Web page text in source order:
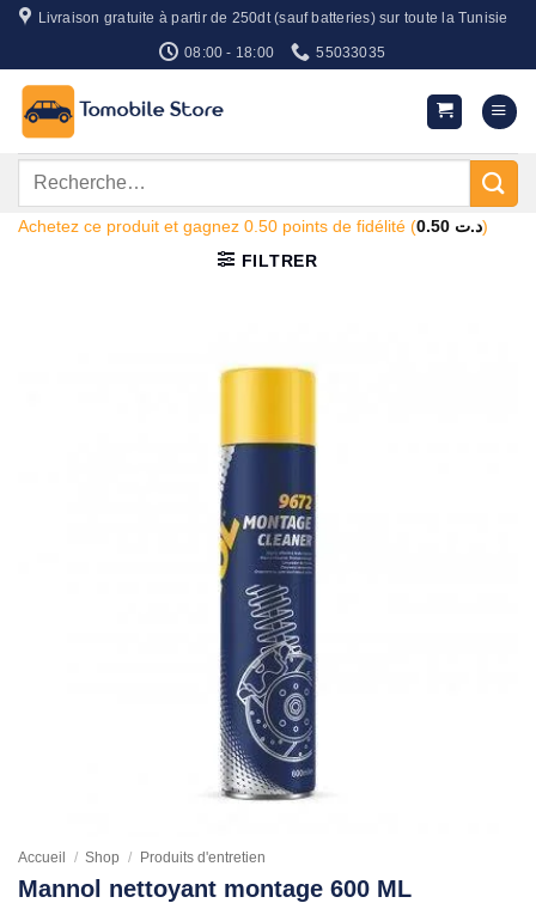
Passer
contenu
Livraison gratuite à partir de 250dt (sauf batteries) sur toute la Tunisie
08:00 - 18:00 55033035
Recherche
Achetez ce produit et gagnez 0.50 points de fidélité (0.50 د.ت)
FILTRER
Accueil / Shop / Produits d'entretien
Mannol nettoyant montage 600 ML